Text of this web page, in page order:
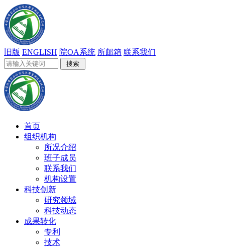
旧版 ENGLISH 院OA系统 所邮箱 联系我们
首页
组织机构
所况介绍
班子成员
联系我们
机构设置
科技创新
研究领域
科技动态
成果转化
专利
技术